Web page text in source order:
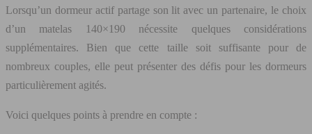
Lorsqu’un dormeur actif partage son lit avec un partenaire, le choix
d’un matelas 140×190 nécessite quelques considérations
supplémentaires. Bien que cette taille soit suffisante pour de
nombreux couples, elle peut présenter des défis pour les dormeurs
particulièrement agités.
Voici quelques points à prendre en compte :